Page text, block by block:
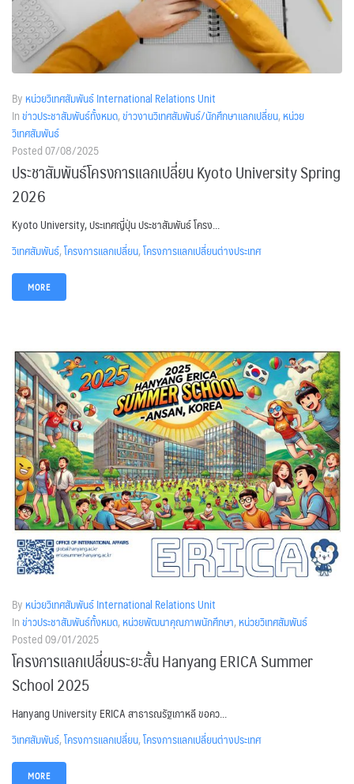
By หน่วยวิเทศสัมพันธ์ International Relations Unit
Inข่าวประชาสัมพันธ์ทั้งหมด,ข่าวงานวิเทศสัมพันธ์/นักศึกษาแลกเปลี่ยน,หน่วย
วิเทศสัมพันธ์
Posted07/08/2025
ประชาสัมพันธ์โครงการแลกเปลี่ยน Kyoto University Spring
2026
Kyoto University, ประเทศญี่ปุ่น ประชาสัมพันธ์ โครง...
วิเทศสัมพันธ์,โครงการแลกเปลี่ยน,โครงการแลกเปลี่ยนต่างประเทศ
MORE
By หน่วยวิเทศสัมพันธ์ International Relations Unit
Inข่าวประชาสัมพันธ์ทั้งหมด,หน่วยพัฒนาคุณภาพนักศึกษา,หน่วยวิเทศสัมพันธ์
Posted09/01/2025
โครงการแลกเปลี่ยนระยะสั้น Hanyang ERICA Summer
School 2025
Hanyang University ERICA สาธารณรัฐเกาหลี ขอคว...
วิเทศสัมพันธ์,โครงการแลกเปลี่ยน,โครงการแลกเปลี่ยนต่างประเทศ
MORE